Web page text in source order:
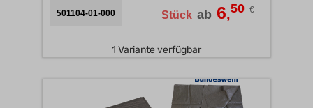
501104-01-000 Stück ab 6,50 €
1 Variante verfügbar